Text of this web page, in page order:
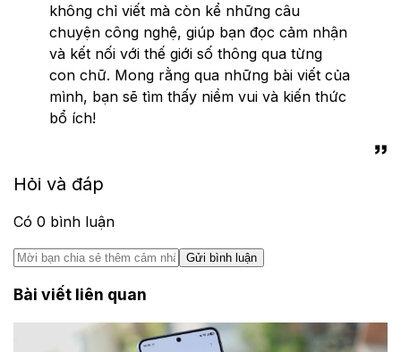
không chỉ viết mà còn kể những câu
chuyện công nghệ, giúp bạn đọc cảm nhận
và kết nối với thế giới số thông qua từng
con chữ. Mong rằng qua những bài viết của
mình, bạn sẽ tìm thấy niềm vui và kiến thức
bổ ích!
Hỏi và đáp
Có 0 bình luận
Gửi bình luận
Bài viết liên quan